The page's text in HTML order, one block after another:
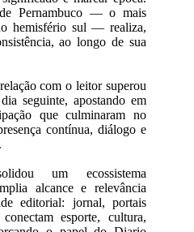
Pernambuco — o mais
hemisfério sul — realiza,
ao longo de sua
com o leitor superou
seguinte, apostando em
que culminaram no
contínua, diálogo e
um ecossistema
alcance e relevância
editorial: jornal, portais
esporte, cultura,